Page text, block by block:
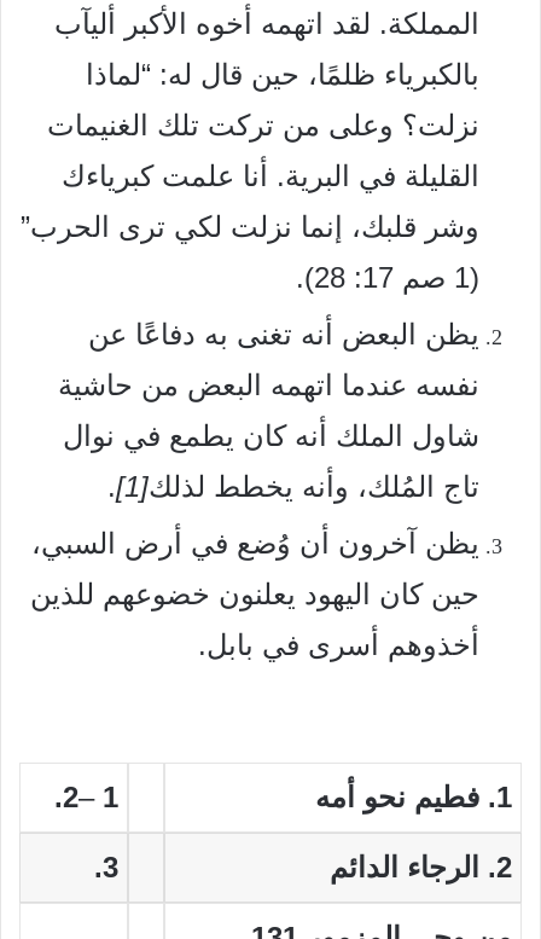
المملكة. لقد اتهمه أخوه الأكبر أليآب
بالكبرياء ظلمًا، حين قال له: “لماذا
نزلت؟ وعلى من تركت تلك الغنيمات
القليلة في البرية. أنا علمت كبرياءك
وشر قلبك، إنما نزلت لكي ترى الحرب”
(1 صم 17: 28).
يظن البعض أنه تغنى به دفاعًا عن
نفسه عندما اتهمه البعض من حاشية
شاول الملك أنه كان يطمع في نوال
تاج المُلك، وأنه يخطط لذلك[1]
.
يظن آخرون أن وُضع في أرض السبي،
حين كان اليهود يعلنون خضوعهم للذين
أخذوهم أسرى في بابل.
1. فطيم نحو أمه 1
–
2.
2. الرجاء الدائم 3.